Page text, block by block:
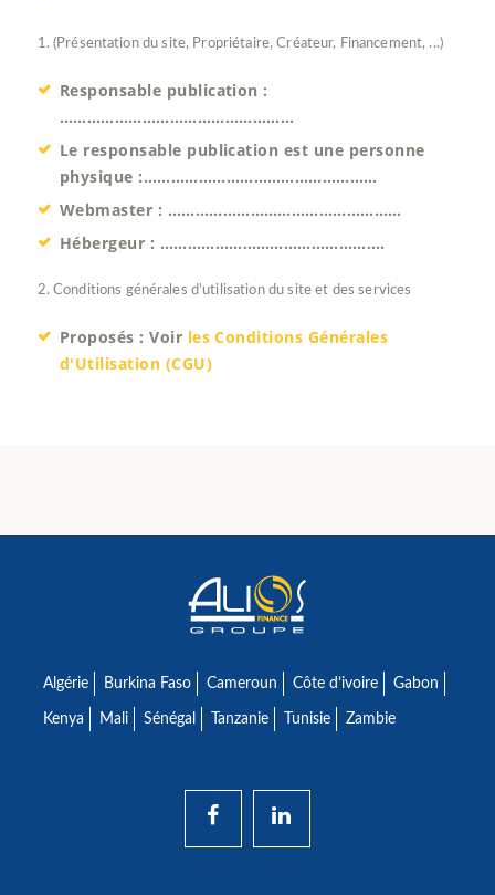
1. (Présentation du site, Propriétaire, Créateur, Financement, ...)
Responsable publication :
……………………………………………
Le responsable publication est une personne
physique :……………………………………………
Webmaster : ……………………………………………
Hébergeur : ………………………………………….
2. Conditions générales d’utilisation du site et des services
Proposés : Voir les Conditions Générales
d'Utilisation (CGU)
Algérie Burkina Faso Cameroun Côte d’ivoire Gabon
Kenya Mali Sénégal Tanzanie Tunisie Zambie